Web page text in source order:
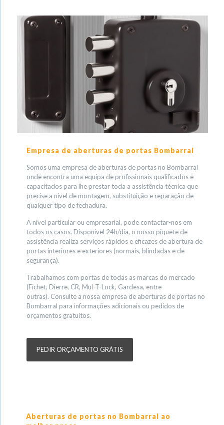
Empresa de aberturas de portas Bombarral
Somos uma empresa de aberturas de portas no Bombarral
onde encontra uma equipa de profissionais qualificados e
capacitados para lhe prestar toda a assistência técnica que
precise a nível de montagem, substituição e reparação de
qualquer tipo de fechadura.
A nível particular ou empresarial, pode contactar-nos em
todos os casos. Disponível 24h/dia, o nosso piquete de
assistência realiza serviços rápidos e eficazes de abertura de
portas interiores e exteriores (normais, blindadas e de
segurança).
Trabalhamos com portas de todas as marcas do mercado
(Fichet, Dierre, CR, Mul-T-Lock, Gardesa, entre
outras). Consulte a nossa empresa de aberturas de portas no
Bombarral para informações adicionais ou pedidos de
orçamentos gratuitos.
PEDIR ORÇAMENTO GRÁTIS
Aberturas de portas no Bombarral ao